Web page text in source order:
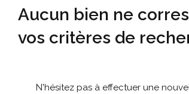
Aucun bien ne
vos critères de
N'hésitez pas à effectuer une